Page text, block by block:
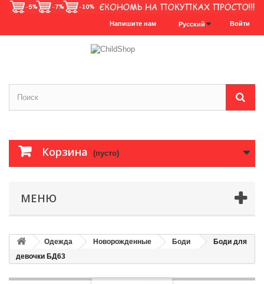
Войти
Русский
Напишите нам
Корзина (пусто)
МЕНЮ
Одежда Новорожденные Боди
Боди для
девочки БД63